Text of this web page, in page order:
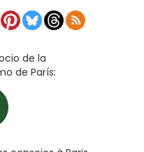
de la
de París: